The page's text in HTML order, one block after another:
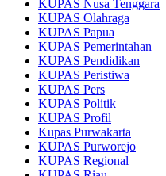
KUPAS Nusa Tenggara
KUPAS Olahraga
KUPAS Papua
KUPAS Pemerintahan
KUPAS Pendidikan
KUPAS Peristiwa
KUPAS Pers
KUPAS Politik
KUPAS Profil
Kupas Purwakarta
KUPAS Purworejo
KUPAS Regional